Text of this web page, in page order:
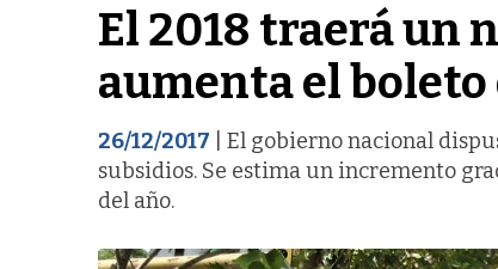
El 2018 traerá un
aumenta el
26/12/2017 | El gobierno nacional
subsidios. Se estima un incremento
del año.